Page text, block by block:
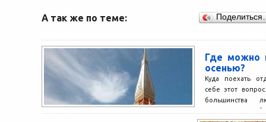
А так же по теме:
Где можно
осенью?
Куда поехать
себе этот
большинства
существуют и